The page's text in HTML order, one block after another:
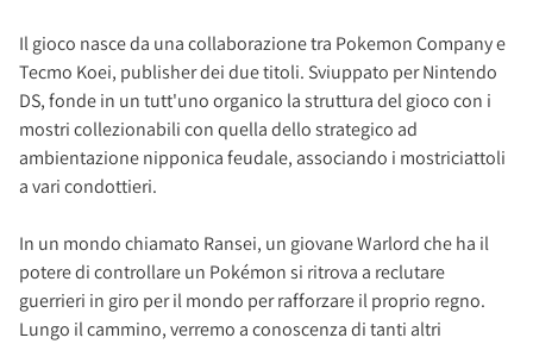
Il gioco nasce da una collaborazione tra Pokemon Company e
Tecmo Koei, publisher dei due titoli. Sviuppato per Nintendo
DS, fonde in un tutt'uno organico la struttura del gioco con i
mostri collezionabili con quella dello strategico ad
ambientazione nipponica feudale, associando i mostriciattoli
a vari condottieri.
In un mondo chiamato Ransei, un giovane Warlord che ha il
potere di controllare un Pokémon si ritrova a reclutare
guerrieri in giro per il mondo per rafforzare il proprio regno.
Lungo il cammino, verremo a conoscenza di tanti altri